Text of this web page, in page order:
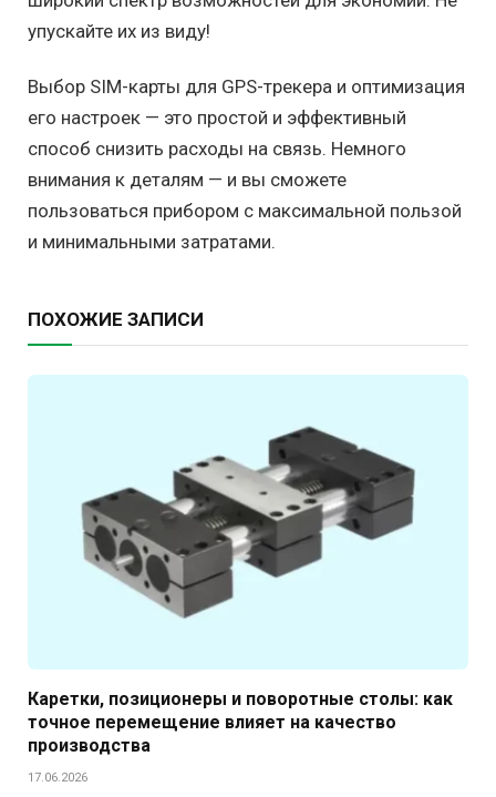
упускайте их из виду!
Выбор SIM-карты для GPS-трекера и оптимизация
его настроек — это простой и эффективный
способ снизить расходы на связь. Немного
внимания к деталям — и вы сможете
пользоваться прибором с максимальной пользой
и минимальными затратами.
ПОХОЖИЕ ЗАПИСИ
Каретки, позиционеры и поворотные столы: как
точное перемещение влияет на качество
производства
17.06.2026